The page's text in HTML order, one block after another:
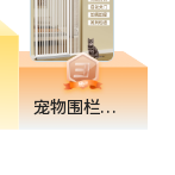
宠物围栏防猫门栏狗狗栅栏隔离拦猫咪神器栏杆挡板室内狗护栏笼子